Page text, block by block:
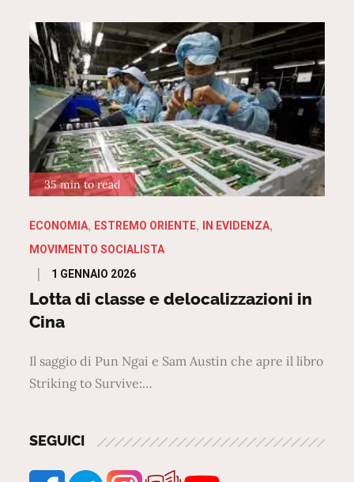
35 min to read
ECONOMIA ESTREMO ORIENTE
IN EVIDENZA
MOVIMENTO SOCIALISTA
Posted
on
1 GENNAIO 2026
Lotta di classe e delocalizzazioni in
Cina
Il saggio di Pun Ngai e Sam Austin che apre il libro
Striking to Survive:…
SEGUICI